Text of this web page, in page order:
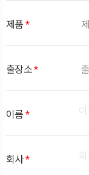
제품*
출장소*
이름*
회사*